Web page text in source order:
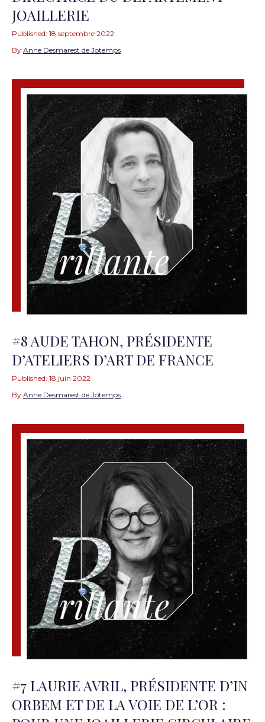
JOAILLERIE
Published: 18 septembre 2022
By Anne Desmarest de Jotemps
#8 AUDE TAHON, PRÉSIDENTE
D’ATELIERS D’ART DE FRANCE
Published: 18 juin 2022
By Anne Desmarest de Jotemps
#7 LAURIE AVRIL, PRÉSIDENTE D’IN
ORBEM ET DE LA VOIE DE L’OR :